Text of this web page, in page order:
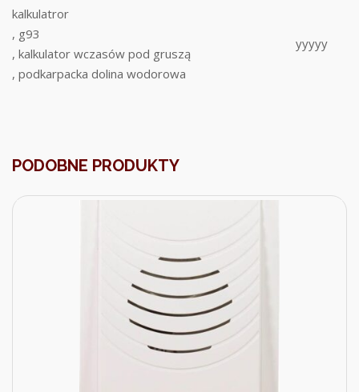
kalkulatror
, g93
, kalkulator wczasów pod gruszą
, podkarpacka dolina wodorowa
yyyyy
PODOBNE PRODUKTY